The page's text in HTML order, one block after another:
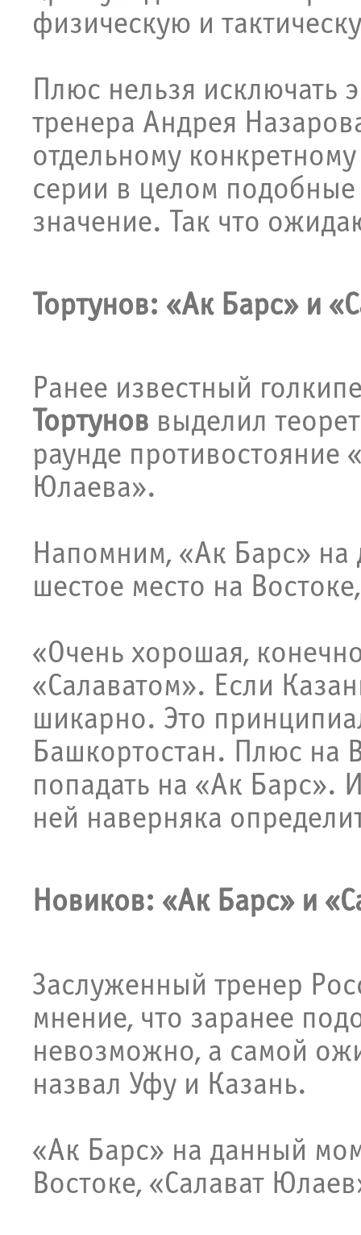
физическую и
Плюс нельзя исключать
тренера Андрея
отдельному
серии в целом
значение. Так что
Тортунов: «Ак Барс» и
Ранее известный
Тортунов выделил
раунде противостояние
Юлаева».
Напомним, «Ак Барс» на
шестое место на
«Очень хорошая,
«Салаватом». Если
шикарно. Это
Башкортостан. Плюс на
попадать на «Ак Барс».
ней наверняка
Новиков: «Ак Барс» и
Заслуженный тренер
мнение, что заранее
невозможно, а самой
назвал Уфу и Казань.
«Ак Барс» на данный
Востоке, «Салават